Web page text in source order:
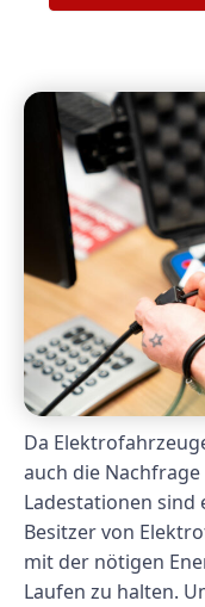
Da
auch die
Ladestationen
Besitzer von
mit der nötigen
Laufen zu halten.